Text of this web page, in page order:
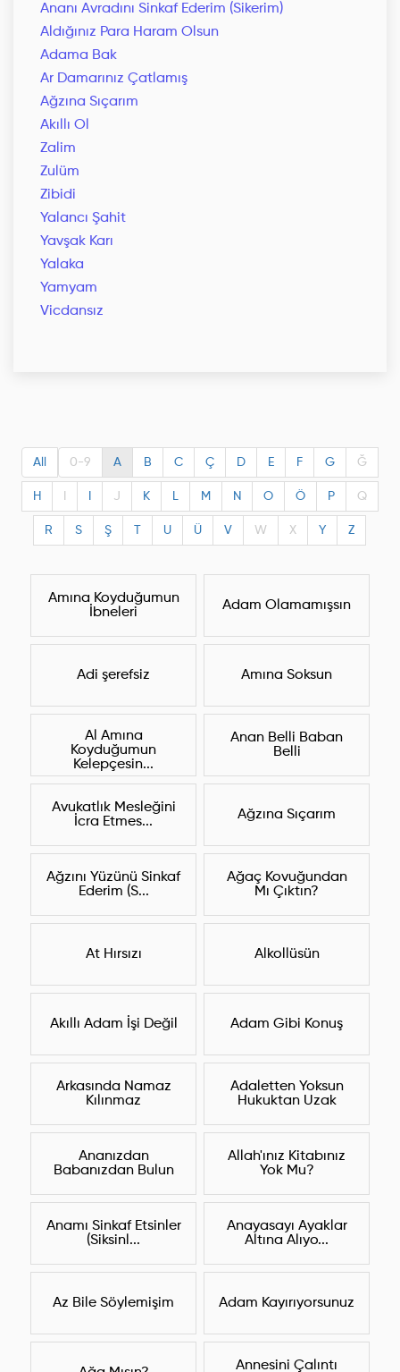
Ananı Avradını Sinkaf Ederim (Sikerim)
Aldığınız Para Haram Olsun
Adama Bak
Ar Damarınız Çatlamış
Ağzına Sıçarım
Akıllı Ol
Zalim
Zulüm
Zibidi
Yalancı Şahit
Yavşak Karı
Yalaka
Yamyam
Vicdansız
All 0-9 A B C Ç D E F G Ğ
H J K M N O Ö P Q
R S Ş T U Ü V W X Y Z
Amına Koyduğumun
İbneleri
Adam Olamamışsın
Adi şerefsiz Amına Soksun
Al Amına
Koyduğumun
Kelepçesin...
Anan Belli Baban
Belli
Avukatlık Mesleğini
İcra Etmes...
Ağzına Sıçarım
Ağzını Yüzünü Sinkaf
Ederim (S...
Ağaç Kovuğundan
Mı Çıktın?
At Hırsızı Alkollüsün
Akıllı Adam İşi Değil Adam Gibi Konuş
Arkasında Namaz
Kılınmaz
Adaletten Yoksun
Hukuktan Uzak
Ananızdan
Babanızdan Bulun
Allah'ınız Kitabınız
Yok Mu?
Anamı Sinkaf Etsinler
(Siksinl...
Anayasayı Ayaklar
Altına Alıyo...
Az Bile Söylemişim Adam Kayırıyorsunuz
Annesini Çalıntı